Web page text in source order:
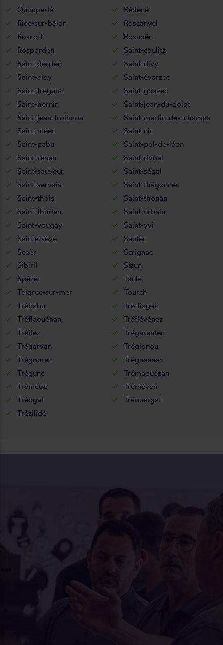
Quimperlé
Rédené
Riec-sur-bélon
Roscanvel
Roscoff
Rosnoën
Rosporden
Saint-coulitz
Saint-derrien
Saint-divy
Saint-eloy
Saint-évarzec
Saint-frégant
Saint-goazec
Saint-hernin
Saint-jean-du-doigt
Saint-jean-trolimon
Saint-martin-des-champs
Saint-méen
Saint-nic
Saint-pabu
Saint-pol-de-léon
Saint-renan
Saint-rivoal
Saint-sauveur
Saint-ségal
Saint-servais
Saint-thégonnec
Saint-thois
Saint-thonan
Saint-thurien
Saint-urbain
Saint-vougay
Saint-yvi
Sainte-sève
Santec
Scaër
Scrignac
Sibiril
Sizun
Spézet
Taulé
Telgruc-sur-mer
Tourch
Trébabu
Treffiagat
Tréflaouénan
Tréflévénez
Tréflez
Trégarantec
Trégarvan
Tréglonou
Trégourez
Tréguennec
Trégunc
Trémaouézan
Tréméoc
Tréméven
Tréogat
Tréouergat
Trézilidé